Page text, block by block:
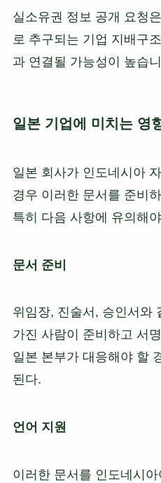
실소유권 정보 공개 요청
로 추구되는 기업 지배구
과 연결될 가능성이 높습
일본 기업에 미치는 영
일본 회사가 인도네시아
경우 이러한 문서를 준비
특히 다음 사항에 유의해
문서 준비
위임장, 진술서, 승인서와
가진 사람이 준비하고 서
일본 본부가 대응해야 할
된다.
언어 지원
이러한 문서를 인도네시